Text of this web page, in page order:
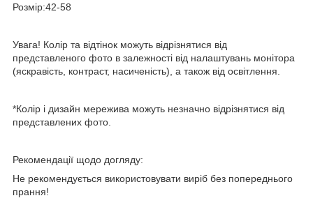
Розмір:42-58
Увага! Колір та відтінок можуть відрізнятися від
представленого фото в залежності від налаштувань монітора
(яскравість, контраст, насиченість), а також від освітлення.
*Колір і дизайн мережива можуть незначно відрізнятися від
представлених фото.
Рекомендації щодо догляду:
Не рекомендується використовувати виріб без попереднього
прання!